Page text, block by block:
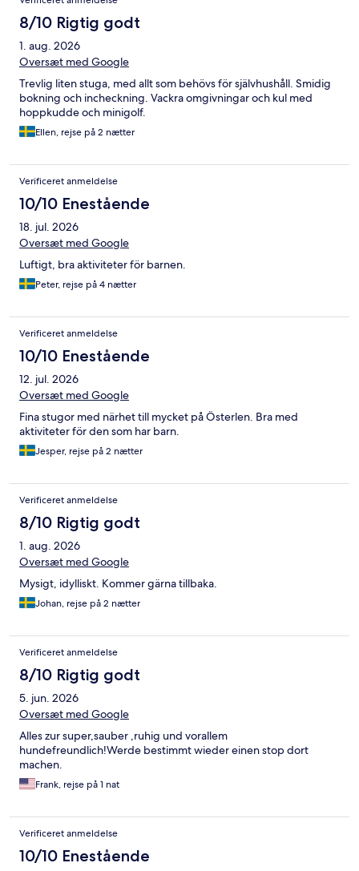
8/10 Rigtig godt
1. aug. 2026
Oversæt med Google
Trevlig liten stuga, med allt som behövs för självhushåll. Smidig
bokning och incheckning. Vackra omgivningar och kul med
hoppkudde och minigolf.
Ellen, rejse på 2 nætter
Verificeret anmeldelse
10/10 Enestående
18. jul. 2026
Oversæt med Google
Luftigt, bra aktiviteter för barnen.
Peter, rejse på 4 nætter
Verificeret anmeldelse
10/10 Enestående
12. jul. 2026
Oversæt med Google
Fina stugor med närhet till mycket på Österlen. Bra med
aktiviteter för den som har barn.
Jesper, rejse på 2 nætter
Verificeret anmeldelse
8/10 Rigtig godt
1. aug. 2026
Oversæt med Google
Mysigt, idylliskt. Kommer gärna tillbaka.
Johan, rejse på 2 nætter
Verificeret anmeldelse
8/10 Rigtig godt
5. jun. 2026
Oversæt med Google
Alles zur super,sauber ,ruhig und vorallem
hundefreundlich!Werde bestimmt wieder einen stop dort
machen.
Frank, rejse på 1 nat
Verificeret anmeldelse
10/10 Enestående